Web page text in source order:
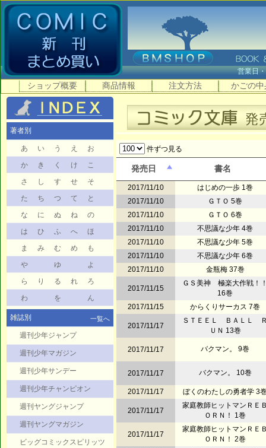
営業
ショップ概要 商品情報 注文方法 かごの中
著者別
あ い う え
お
か
き く け
こ
さ
し す せ
そ
た
ち つ て
と
な
に ぬ ね
の
は
ひ ふ へ
ほ
ま
み む め
も
や
ゆ
よ
ら
り る れ
ろ
わ
を ん
雑誌別 一覧へ
週刊少年ジャンプ
週刊少年マガジン
週刊少年サンデー
週刊少年チャンピオン
週刊ヤングジャンプ
週刊ヤングマガジン
ビッグコミックスピリッツ
件ずつ見る
発売日 書名
2017/11/10
はじめの一歩 1巻
2017/11/10
ＧＴＯ 5巻
2017/11/10
ＧＴＯ 6巻
2017/11/10
不思議な少年 4巻
2017/11/10
不思議な少年 5巻
2017/11/10
不思議な少年 6巻
2017/11/10
金瓶梅 37巻
2017/11/15
ＧＳ美神 極楽大作戦！
16巻
2017/11/15
からくりサーカス 7巻
2017/11/17
ＳＴＥＥＬ ＢＡＬＬ
ＵＮ 13巻
2017/11/17 バクマン。 9巻
2017/11/17 バクマン。 10巻
2017/11/17 ぼくのわたしの勇者学 3
2017/11/17
家庭教師ヒットマンＲＥ
ＯＲＮ！ 1巻
2017/11/17
家庭教師ヒットマンＲＥ
ＯＲＮ！ 2巻